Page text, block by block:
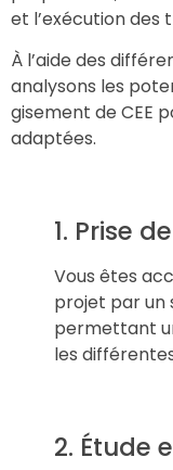
et l’exécution des
À l’aide des
analysons les
gisement de CEE
adaptées.
1. Prise
Vous êtes
projet par un
permettant
les
2. Étude